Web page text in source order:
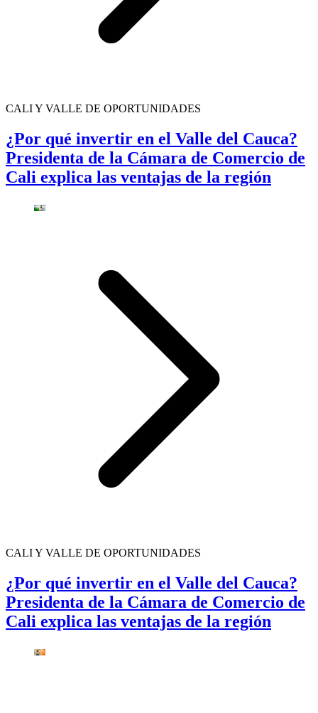
CALI Y VALLE DE OPORTUNIDADES
¿Por qué invertir en el Valle del Cauca?
Presidenta de la Cámara de Comercio de
Cali explica las ventajas de la región
CALI Y VALLE DE OPORTUNIDADES
¿Por qué invertir en el Valle del Cauca?
Presidenta de la Cámara de Comercio de
Cali explica las ventajas de la región